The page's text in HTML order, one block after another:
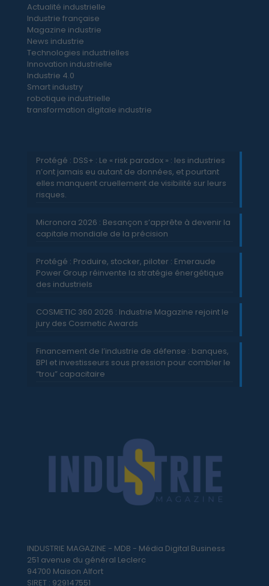
Actualité industrielle
Industrie française
Magazine industrie
News industrie
Technologies industrielles
Innovation industrielle
Industrie 4.0
Smart industry
robotique industrielle
transformation digitale industrie
Protégé : DSS+ : Le « risk paradox » : les industries
n’ont jamais eu autant de données, et pourtant
elles manquent cruellement de visibilité sur leurs
risques.
Micronora 2026 : Besançon s’apprête à devenir la
capitale mondiale de la précision
Protégé : Produire, stocker, piloter : Emeraude
Power Group réinvente la stratégie énergétique
des industriels
COSMETIC 360 2026 : Industrie Magazine rejoint le
jury des Cosmetic Awards
Financement de l’industrie de défense : banques,
BPI et investisseurs sous pression pour combler le
“trou” capacitaire
INDUSTRIE MAGAZINE - MDB - Média Digital Business
251 avenue du général Leclerc
94700 Maison Alfort
SIRET : 929147551